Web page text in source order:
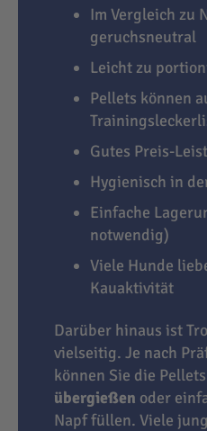
Im Vergleich zu
geruchsneutral
Leicht zu
Pellets können
Gutes Preis-
Hygienisch in
Einfache
notwendig)
Viele Hunde
Kauaktivität
Darüber hinaus ist
vielseitig. Je nach
können Sie die Pellets
übergießen oder
Napf füllen. Viele